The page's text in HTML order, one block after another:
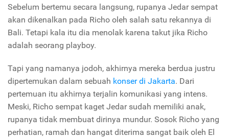
Sebelum bertemu secara langsung, rupanya Jedar sempat
akan dikenalkan pada Richo oleh salah satu rekannya di
Bali. Tetapi kala itu dia menolak karena takut jika Richo
adalah seorang playboy.
Tapi yang namanya jodoh, akhirnya mereka berdua justru
dipertemukan dalam sebuah konser di Jakarta. Dari
pertemuan itu akhirnya terjalin komunikasi yang intens.
Meski, Richo sempat kaget Jedar sudah memiliki anak,
rupanya tidak membuat dirinya mundur. Sosok Richo yang
perhatian, ramah dan hangat diterima sangat baik oleh El